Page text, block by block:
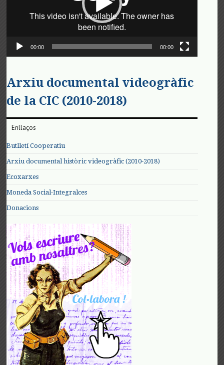
00:00 00:00
Arxiu documental videogràfic
de la CIC (2010-2018)
Enllaços
Butlletí Cooperatiu
Arxiu documental històric videogràfic (2010-2018)
Ecoxarxes
Moneda Social-Integralces
Donacions